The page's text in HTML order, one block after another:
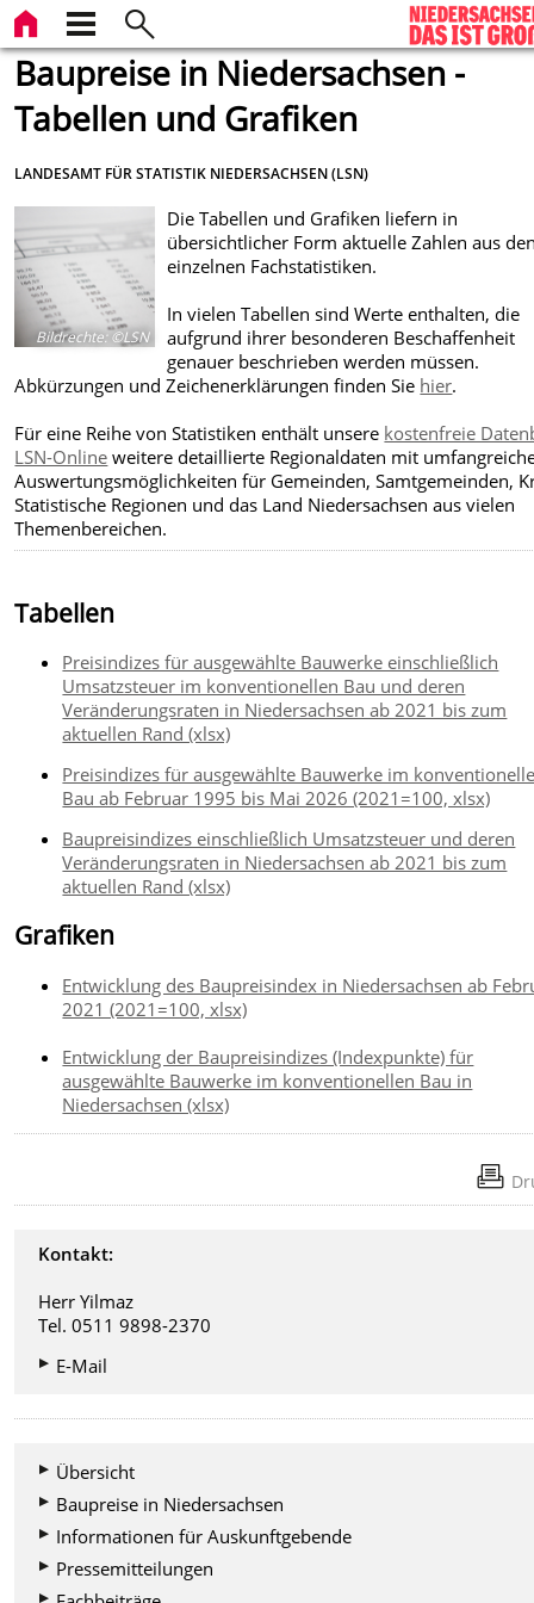
Baupreise in Niedersachsen -
Tabellen und Grafiken
LANDESAMT FÜR STATISTIK NIEDERSACHSEN (LSN)
Bildrechte:©LSN
Die Tabellen und Grafiken liefern in
übersichtlicher Form aktuelle Zahlen aus
einzelnen Fachstatistiken.
In vielen Tabellen sind Werte enthalten, die
aufgrund ihrer besonderen Beschaffenheit
genauer beschrieben werden müssen.
Abkürzungen und Zeichenerklärungen finden Sie hier.
Für eine Reihe von Statistiken enthält unsere kostenfreie
LSN-Online weitere detaillierte Regionaldaten mit
Auswertungsmöglichkeiten für Gemeinden, Samtgemeinden,
Statistische Regionen und das Land Niedersachsen aus vielen
Themenbereichen.
Tabellen
Preisindizes für ausgewählte Bauwerke einschließlich
Umsatzsteuer im konventionellen Bau und deren
Veränderungsraten in Niedersachsen ab 2021 bis zum
aktuellen Rand (xlsx)
Preisindizes für ausgewählte Bauwerke im
Bau ab Februar 1995 bis Mai 2026 (2021=100, xlsx)
Baupreisindizes einschließlich Umsatzsteuer und deren
Veränderungsraten in Niedersachsen ab 2021 bis zum
aktuellen Rand (xlsx)
Grafiken
Entwicklung des Baupreisindex in Niedersachsen ab
2021 (2021=100, xlsx)
Entwicklung der Baupreisindizes (Indexpunkte) für
ausgewählte Bauwerke im konventionellen Bau in
Niedersachsen (xlsx)
Kontakt:
Herr Yilmaz
Tel. 0511 9898-2370
E-Mail
Übersicht
Baupreise in Niedersachsen
Informationen für Auskunftgebende
Pressemitteilungen